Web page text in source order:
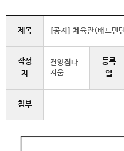
제목 [공지] 체육관(배드민
작성
자
건양짐나
지움
등록
일
첨부